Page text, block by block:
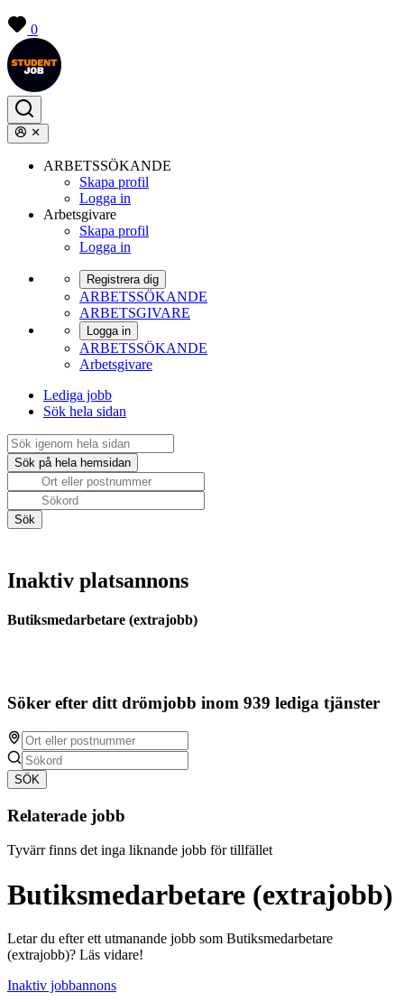
0
ARBETSSÖKANDE
Skapa profil
Logga in
Arbetsgivare
Skapa profil
Logga in
Registrera dig
ARBETSSÖKANDE
ARBETSGIVARE
Logga in
ARBETSSÖKANDE
Arbetsgivare
Lediga jobb
Sök hela sidan
Inaktiv platsannons
Butiksmedarbetare (extrajobb)
Söker efter ditt drömjobb inom 939 lediga tjänster
SÖK
Relaterade jobb
Tyvärr finns det inga liknande jobb för tillfället
Butiksmedarbetare (extrajobb)
Letar du efter ett utmanande jobb som Butiksmedarbetare
(extrajobb)? Läs vidare!
Inaktiv jobbannons